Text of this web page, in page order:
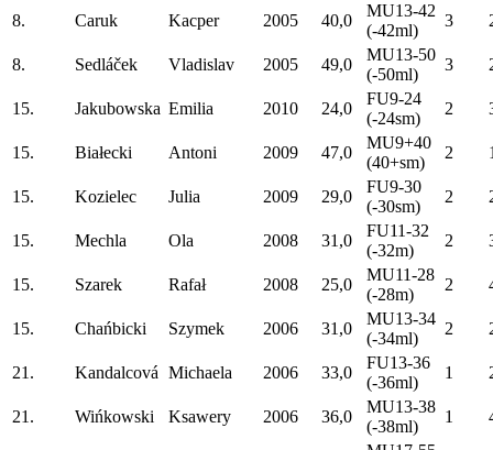
8. Caruk Kacper 2005 40,0
MU13-42
(-42ml)
3
8. Sedláček Vladislav 2005 49,0
MU13-50
(-50ml)
3
15. Jakubowska Emilia 2010 24,0
FU9-24
(-24sm)
2
15. Białecki Antoni 2009 47,0
MU9+40
(40+sm)
2
15. Kozielec Julia 2009 29,0
FU9-30
(-30sm)
2
15. Mechla Ola 2008 31,0
FU11-32
(-32m)
2
15. Szarek Rafał 2008 25,0
MU11-28
(-28m)
2
15. Chańbicki Szymek 2006 31,0
MU13-34
(-34ml)
2
21. Kandalcová Michaela 2006 33,0
FU13-36
(-36ml)
1
21. Wińkowski Ksawery 2006 36,0
MU13-38
(-38ml)
1